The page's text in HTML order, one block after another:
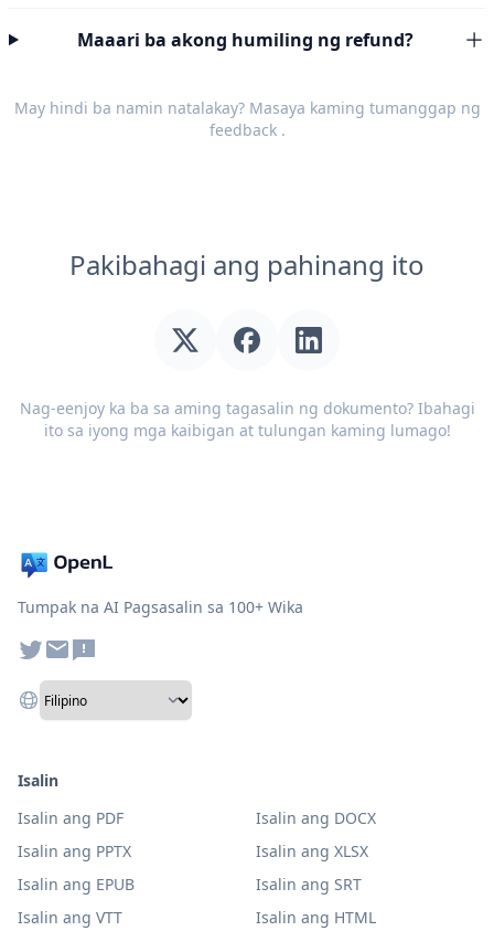
Maaari ba akong humiling ng refund?
May hindi ba namin natalakay? Masaya kaming tumanggap ng
feedback.
Pakibahagi ang pahinang ito
Nag-eenjoy ka ba sa aming tagasalin ng dokumento? Ibahagi
ito sa iyong mga kaibigan at tulungan kaming lumago!
Tumpak na AI Pagsasalin sa 100+ Wika
Isalin
Isalin ang PDF
Isalin ang DOCX
Isalin ang PPTX
Isalin ang XLSX
Isalin ang EPUB
Isalin ang SRT
Isalin ang VTT
Isalin ang HTML